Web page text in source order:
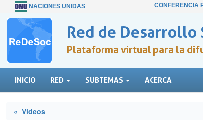
NACIONES UNIDAS CONFERENCIA
Red de Desarrollo
Plataforma virtual para la
INICIO RED SUBTEMAS ACERCA
« Videos